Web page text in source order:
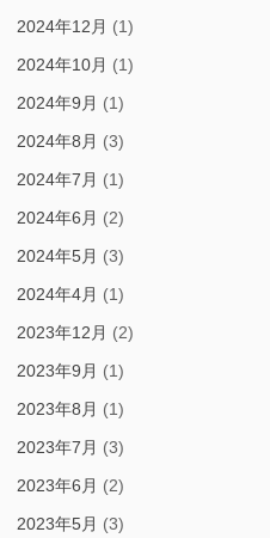
2024年12月 (1)
2024年10月 (1)
2024年9月 (1)
2024年8月 (3)
2024年7月 (1)
2024年6月 (2)
2024年5月 (3)
2024年4月 (1)
2023年12月 (2)
2023年9月 (1)
2023年8月 (1)
2023年7月 (3)
2023年6月 (2)
2023年5月 (3)